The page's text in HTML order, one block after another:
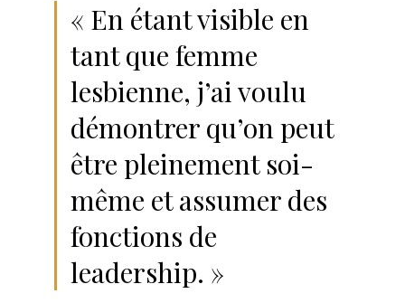
« En étant visible en
tant que femme
lesbienne, j’ai voulu
démontrer qu’on peut
être pleinement soi-
même et assumer des
fonctions de
leadership. »